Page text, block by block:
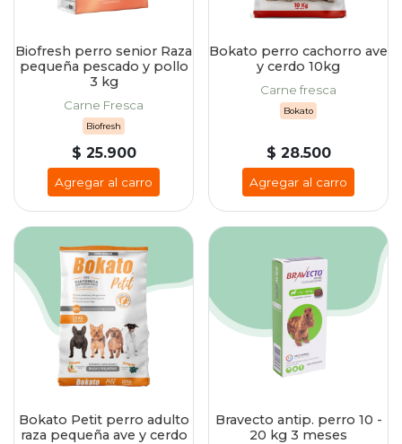
Biofresh perro senior Raza
pequeña pescado y pollo
3 kg
Carne Fresca
Biofresh
$ 25.900
Agregar al carro
Bokato perro cachorro ave
y cerdo 10kg
Carne fresca
Bokato
$ 28.500
Agregar al carro
Bokato Petit perro adulto
raza pequeña ave y cerdo
Bravecto antip. perro 10 -
20 kg 3 meses